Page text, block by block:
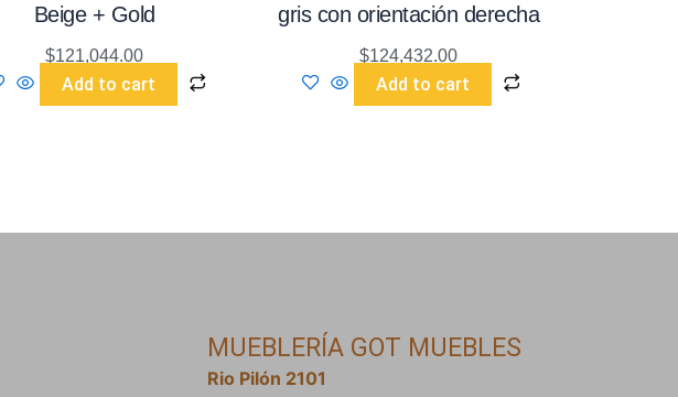
Beige + Gold
$121,044.00
Add to cart
gris con orientación derecha
$124,432.00
Add to cart
MUEBLERÍA GOT MUEBLES
Rio Pilón 2101